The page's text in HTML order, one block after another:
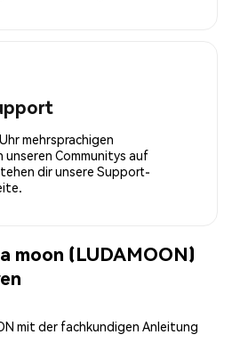
mehrsprachigen
unseren Communitys auf
dir unsere Support-
moon (LUDAMOON)
mit der fachkundigen Anleitung